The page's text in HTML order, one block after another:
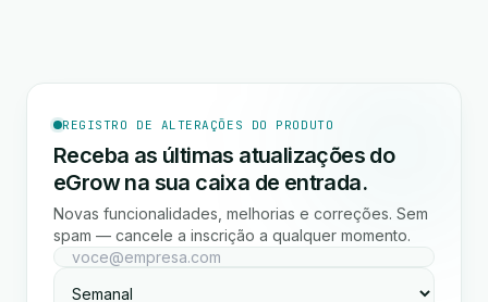
REGISTRO DE ALTERAÇÕES DO PRODUTO
Receba as últimas atualizações do
eGrow na sua caixa de entrada.
Novas funcionalidades, melhorias e correções. Sem
spam — cancele a inscrição a qualquer momento.